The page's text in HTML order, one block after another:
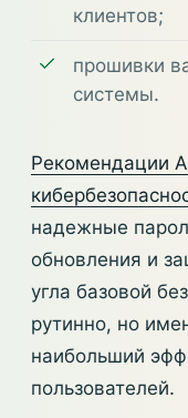
клиентов;
прошивки
системы.
Рекомендации
надежные
обновления и
угла базовой
рутинно, но
наибольший
пользователей.